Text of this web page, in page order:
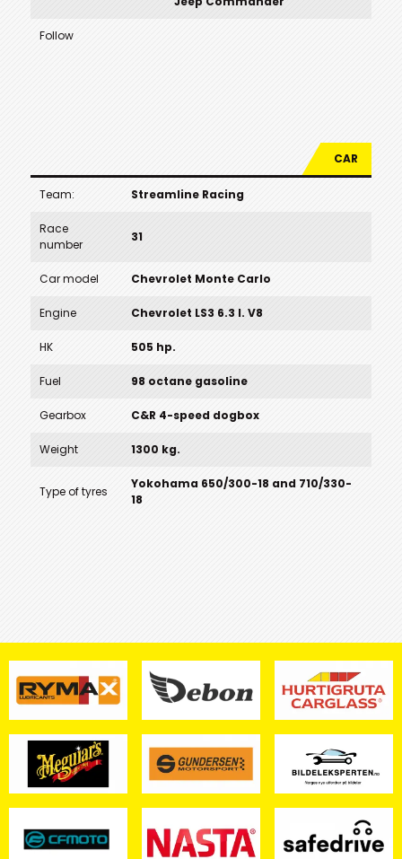
Follow
CAR
Team: Streamline Racing
Race
number
31
Car model Chevrolet Monte Carlo
Engine Chevrolet LS3 6.3 l. V8
HK 505 hp.
Fuel 98 octane gasoline
Gearbox C&R 4-speed dogbox
Weight 1300 kg.
Type of tyres
Yokohama 650/300-18 and 710/330-
18